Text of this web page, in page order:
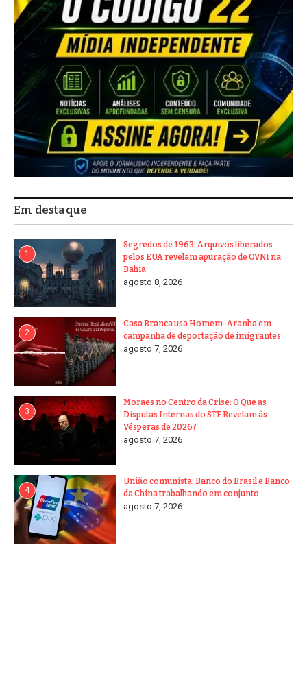
Em destaque
1
Segredos de 1963: Arquivos liberados
pelos EUA revelam apuração de OVNI na
Bahia
agosto 8, 2026
2
Casa Branca usa Homem-Aranha em
campanha de deportação de imigrantes
agosto 7, 2026
3
Moraes no Centro da Crise: O Que as
Disputas Internas do STF Revelam às
Vésperas de 2026?
agosto 7, 2026
4
União comunista: Banco do Brasil e Banco
da China trabalhando em conjunto
agosto 7, 2026